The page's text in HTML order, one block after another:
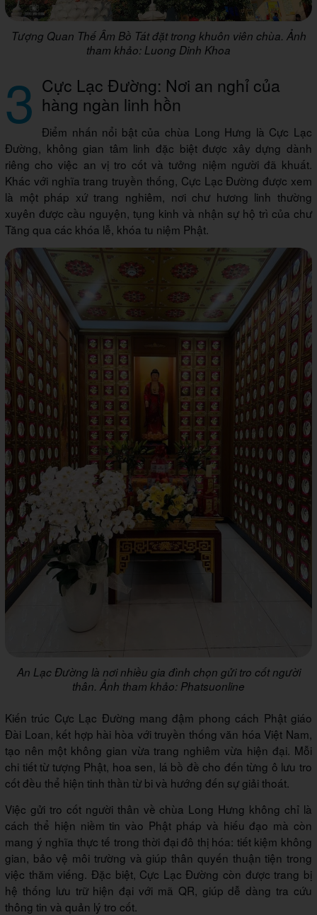
Tượng Quan Thế Âm Bồ Tát đặt trong khuôn viên chùa. Ảnh
tham khảo: Luong Dinh Khoa
3 Cực Lạc Đường: Nơi an nghỉ của
hàng ngàn linh hồn
Điểm nhấn nổi bật của chùa Long Hưng là Cực Lạc
Đường, không gian tâm linh đặc biệt được xây dựng dành
riêng cho việc an vị tro cốt và tưởng niệm người đã khuất.
Khác với nghĩa trang truyền thống, Cực Lạc Đường được xem
là một pháp xứ trang nghiêm, nơi chư hương linh thường
xuyên được cầu nguyện, tụng kinh và nhận sự hộ trì của chư
Tăng qua các khóa lễ, khóa tu niệm Phật.
An Lạc Đường là nơi nhiều gia đình chọn gửi tro cốt người
thân. Ảnh tham khảo: Phatsuonline
Kiến trúc Cực Lạc Đường mang đậm phong cách Phật giáo
Đài Loan, kết hợp hài hòa với truyền thống văn hóa Việt Nam,
tạo nên một không gian vừa trang nghiêm vừa hiện đại. Mỗi
chi tiết từ tượng Phật, hoa sen, lá bồ đề cho đến từng ô lưu tro
cốt đều thể hiện tinh thần từ bi và hướng đến sự giải thoát.
Việc gửi tro cốt người thân về chùa Long Hưng không chỉ là
cách thể hiện niềm tin vào Phật pháp và hiếu đạo mà còn
mang ý nghĩa thực tế trong thời đại đô thị hóa: tiết kiệm không
gian, bảo vệ môi trường và giúp thân quyến thuận tiện trong
việc thăm viếng. Đặc biệt, Cực Lạc Đường còn được trang bị
hệ thống lưu trữ hiện đại với mã QR, giúp dễ dàng tra cứu
thông tin và quản lý tro cốt.